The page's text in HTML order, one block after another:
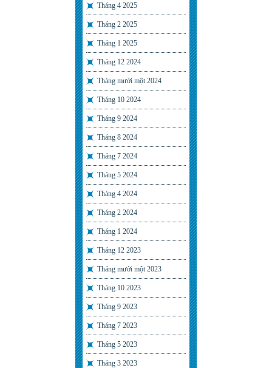
Tháng 4 2025
Tháng 2 2025
Tháng 1 2025
Tháng 12 2024
Tháng mười một 2024
Tháng 10 2024
Tháng 9 2024
Tháng 8 2024
Tháng 7 2024
Tháng 5 2024
Tháng 4 2024
Tháng 2 2024
Tháng 1 2024
Tháng 12 2023
Tháng mười một 2023
Tháng 10 2023
Tháng 9 2023
Tháng 7 2023
Tháng 5 2023
Tháng 3 2023